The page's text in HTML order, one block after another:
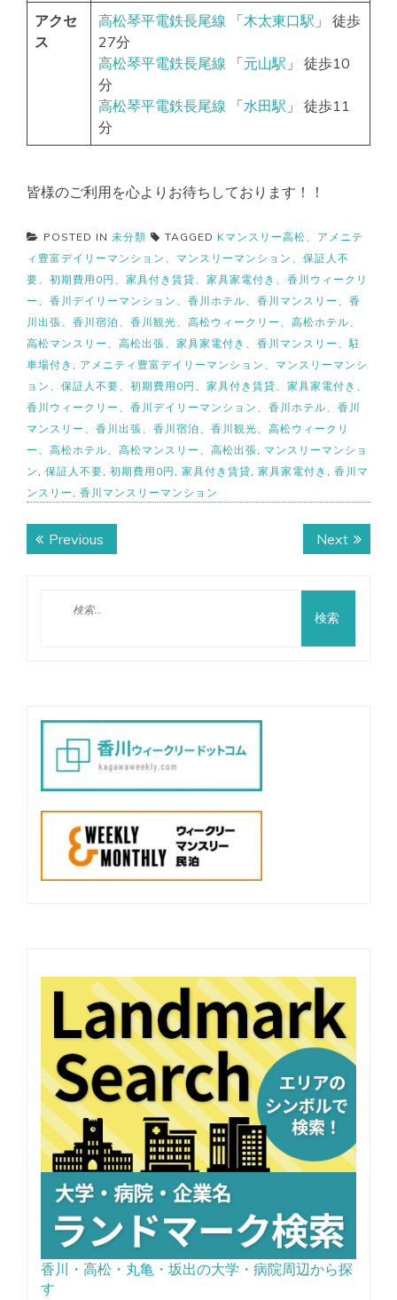
アクセ
ス
高松琴平電鉄長尾線 「木太東口駅 」 徒歩
27分
高松琴平電鉄長尾線 「元山駅 」 徒歩10
分
高松琴平電鉄長尾線 「水田駅 」 徒歩11
分
皆様のご利用を心よりお待ちしております！！
POSTED IN 未分類 TAGGED Kマンスリー高松、アメニテ
ィ豊富デイリーマンション、マンスリーマンション、保証人不
要、初期費用0円、家具付き賃貸、家具家電付き、香川ウィークリ
ー、香川デイリーマンション、香川ホテル、香川マンスリー、香
川出張、香川宿泊、香川観光、高松ウィークリー、高松ホテル、
高松マンスリー、高松出張、家具家電付き、香川マンスリー、駐
車場付き , アメニティ豊富デイリーマンション、マンスリーマンシ
ョン、保証人不要、初期費用0円、家具付き賃貸、家具家電付き、
香川ウィークリー、香川デイリーマンション、香川ホテル、香川
マンスリー、香川出張、香川宿泊、香川観光、高松ウィークリ
ー、高松ホテル、高松マンスリー、高松出張, マンスリーマンショ
ン , 保証人不要, 初期費用0円 , 家具付き賃貸, 家具家電付き , 香川マ
ンスリー , 香川マンスリーマンション
投
シ
Previous
post:
NextNext
post:
香川・高松・丸亀・坂出の大学・病院周辺から探
す